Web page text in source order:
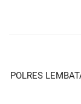
POLRES